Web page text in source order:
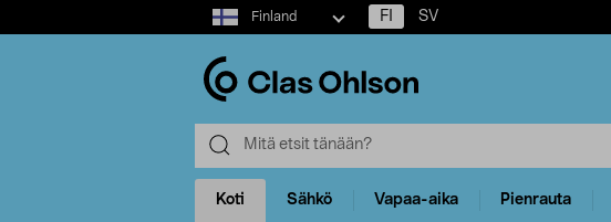
Select
market
Finland FI SV
Koti Sähkö Vapaa-aika Pienrauta